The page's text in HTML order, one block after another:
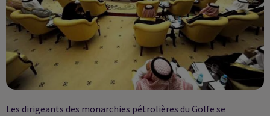
Les dirigeants des monarchies pétrolières du Golfe se